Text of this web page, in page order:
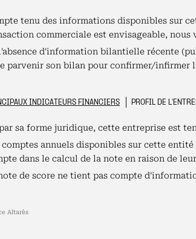
tenu des informations disponibles sur
commerciale est envisageable,
d'information bilantielle récente
parvenir son bilan pour confirmer/infirmer
INDICATEURS FINANCIERS PROFIL DE
sa forme juridique, cette entreprise est
comptes annuels disponibles sur cette
dans le calcul de la note en raison de
de score ne tient pas compte
Altarès